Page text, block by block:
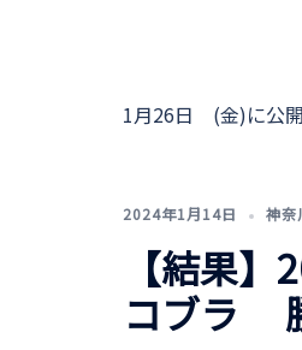
1月26日 (金)に公
2024年1月14日 神奈
【結果
コブラ